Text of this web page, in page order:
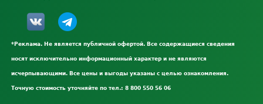
*Реклама. Не является публичной офертой. Все содержащиеся сведения
носят исключительно информационный характер и не являются
исчерпывающими. Все цены и выгоды указаны с целью ознакомления.
Точную стоимость уточняйте по тел.: 8 800 550 56 06